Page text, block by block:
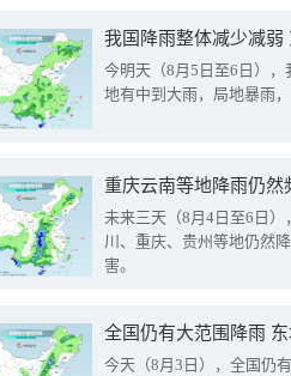
我国降雨整体减少减弱
今明天（8月5日至6日）
地有中到大雨，局地暴雨
重庆云南等地降雨仍然
未来三天（8月4日至6日
川、重庆、贵州等地仍然
害。
全国仍有大范围降雨
今天（8月3日），全国仍